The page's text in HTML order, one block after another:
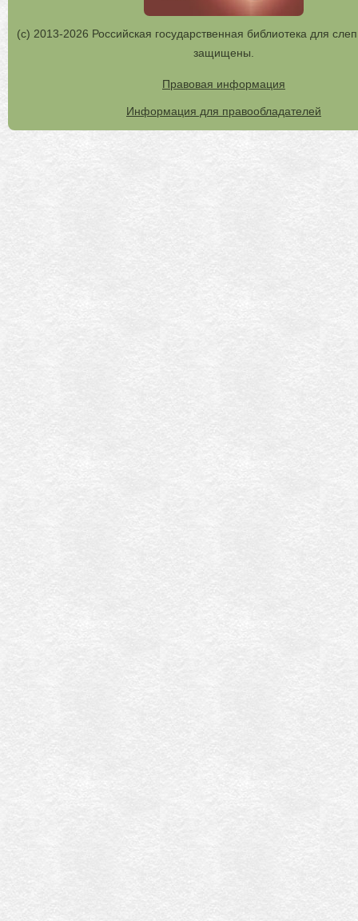
(с) 2013-2026 Российская государственная библиотека для
защищены.
Правовая информация
Информация для правообладателей